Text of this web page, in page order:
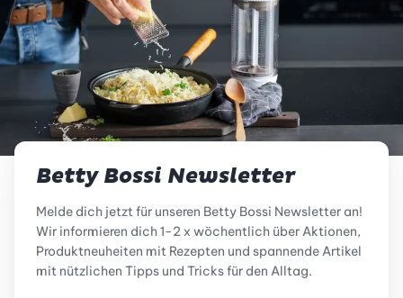
Betty Bossi Newsletter
Melde dich jetzt für unseren Betty Bossi Newsletter an!
Wir informieren dich 1-2 x wöchentlich über Aktionen,
Produktneuheiten mit Rezepten und spannende Artikel
mit nützlichen Tipps und Tricks für den Alltag.